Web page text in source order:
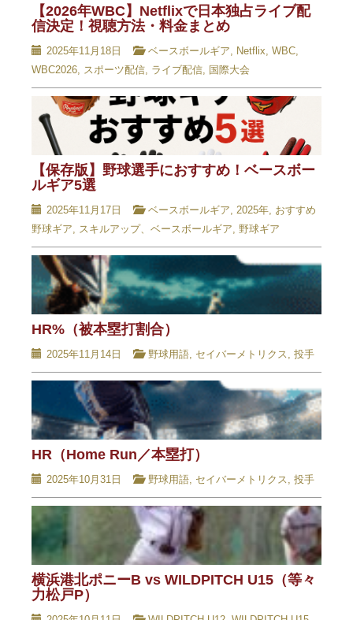
【2026年WBC】Netflixで日本独占ライブ配
信決定！視聴方法・料金まとめ
2025年11月18日 ベースボールギア Netflix WBC
WBC2026
スポーツ配信 ライブ配信 国際大会
【保存版】野球選手におすすめ！ベースボー
ルギア5選
2025年11月17日 ベースボールギア 2025年 おすすめ
野球ギア
スキルアップ、ベースボールギア 野球ギア
HR%（被本塁打割合）
2025年11月14日 野球用語 セイバーメトリクス 投手
HR（Home Run／本塁打）
2025年10月31日 野球用語 セイバーメトリクス 投手
横浜港北ポニーB vs WILDPITCH U15（等々
力松戸P）